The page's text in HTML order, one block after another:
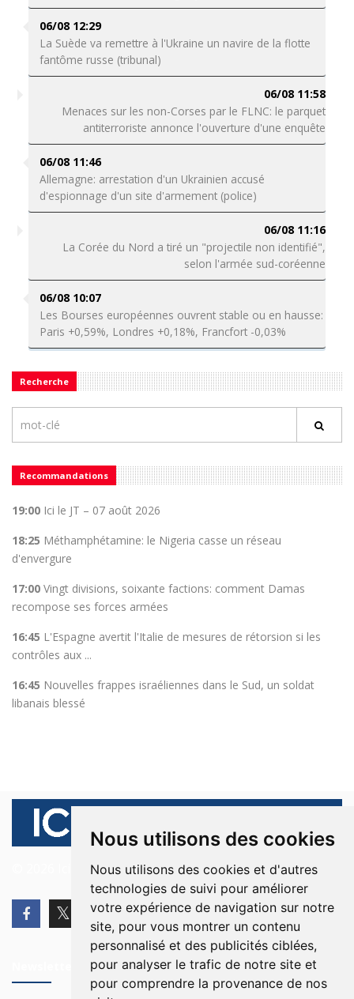
Nous utilisons des cookies
Nous utilisons des cookies et d'autres
technologies de suivi pour améliorer
votre expérience de navigation sur notre
site, pour vous montrer un contenu
personnalisé et des publicités ciblées,
pour analyser le trafic de notre site et
pour comprendre la provenance de nos
06/08 12:29
La Suède va remettre à l'Ukraine un navire de la flotte
fantôme russe (tribunal)
06/08 11:58
Menaces sur les non-Corses par le FLNC: le parquet
antiterroriste annonce l'ouverture d'une enquête
06/08 11:46
Allemagne: arrestation d'un Ukrainien accusé
d'espionnage d'un site d'armement (police)
06/08 11:16
La Corée du Nord a tiré un "projectile non identifié",
selon l'armée sud-coréenne
06/08 10:07
Les Bourses européennes ouvrent stable ou en hausse:
Paris +0,59%, Londres +0,18%, Francfort -0,03%
Recherche
Recommandations
19:00 Ici le JT – 07 août 2026
18:25 Méthamphétamine: le Nigeria casse un réseau
d'envergure
17:00 Vingt divisions, soixante factions: comment Damas
recompose ses forces armées
16:45 L'Espagne avertit l'Italie de mesures de rétorsion si les
contrôles aux ...
16:45 Nouvelles frappes israéliennes dans le Sud, un soldat
libanais blessé
© 2026 Ici Beyrouth. Tous les droits sont réservés.